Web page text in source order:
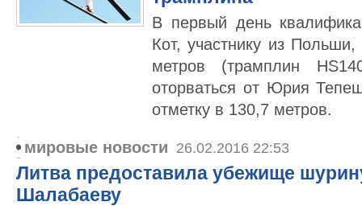
В первый день
Кот, участнику из
метров (трамплин
оторваться от Юрия
отметку в 130,7 метров.
мировые новости 26.02.2016 22:53
Литва предоставила убежище
Шалабаеву